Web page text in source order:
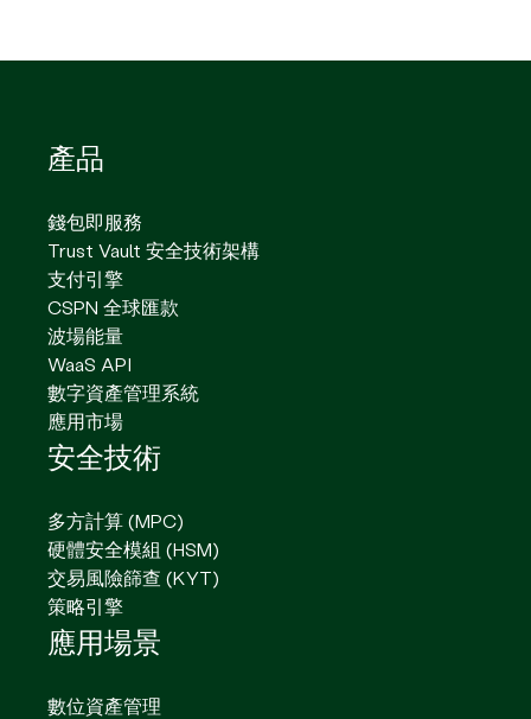
產品
錢包即服務
Trust Vault 安全技術架構
支付引擎
CSPN 全球匯款
波場能量
WaaS API
數字資產管理系統
應用市場
安全技術
多方計算 (MPC)
硬體安全模組 (HSM)
交易風險篩查 (KYT)
策略引擎
應用場景
數位資產管理